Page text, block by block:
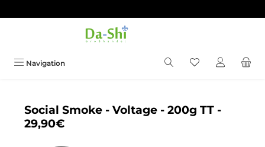
Navigation Du hast 0
Social Smoke - Voltage - 200g TT -
29,90€